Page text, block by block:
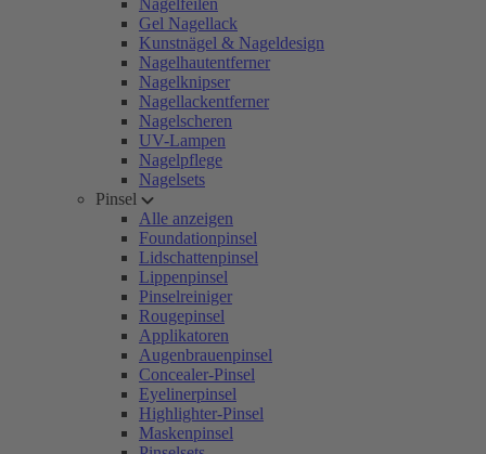
Nagelfeilen
Gel Nagellack
Kunstnägel & Nageldesign
Nagelhautentferner
Nagelknipser
Nagellackentferner
Nagelscheren
UV-Lampen
Nagelpflege
Nagelsets
Pinsel
Alle anzeigen
Foundationpinsel
Lidschattenpinsel
Lippenpinsel
Pinselreiniger
Rougepinsel
Applikatoren
Augenbrauenpinsel
Concealer-Pinsel
Eyelinerpinsel
Highlighter-Pinsel
Maskenpinsel